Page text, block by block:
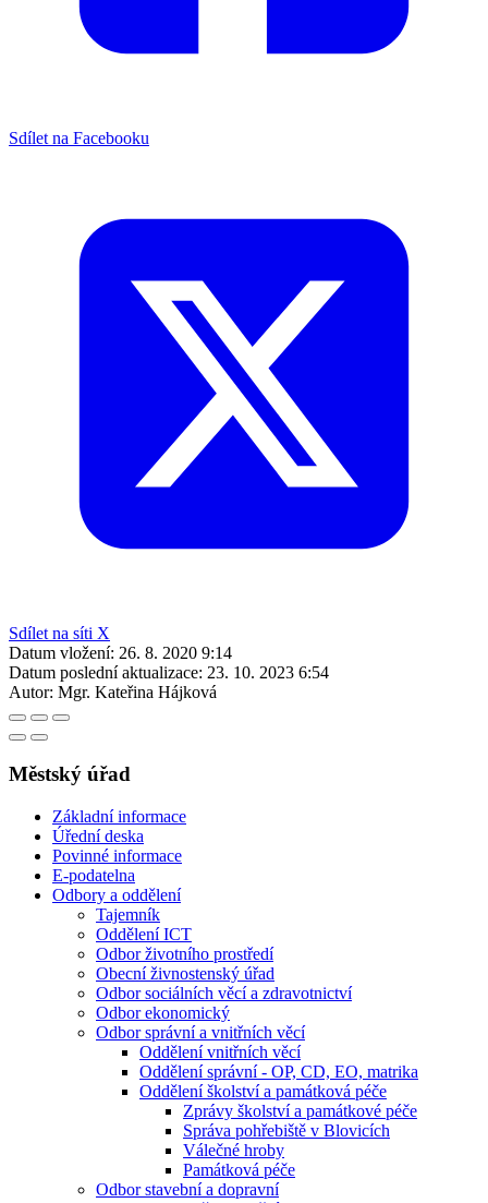
Sdílet na Facebooku
Sdílet na síti X
Datum vložení: 26. 8. 2020 9:14
Datum poslední aktualizace: 23. 10. 2023 6:54
Autor: Mgr. Kateřina Hájková
Městský úřad
Základní informace
Úřední deska
Povinné informace
E-podatelna
Odbory a oddělení
Tajemník
Oddělení ICT
Odbor životního prostředí
Obecní živnostenský úřad
Odbor sociálních věcí a zdravotnictví
Odbor ekonomický
Odbor správní a vnitřních věcí
Oddělení vnitřních věcí
Oddělení správní - OP, CD, EO, matrika
Oddělení školství a památková péče
Zprávy školství a památkové péče
Správa pohřebiště v Blovicích
Válečné hroby
Památková péče
Odbor stavební a dopravní